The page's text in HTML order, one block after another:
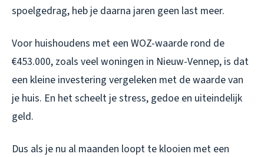
spoelgedrag, heb je daarna jaren geen last meer.
Voor huishoudens met een WOZ-waarde rond de
€453.000, zoals veel woningen in Nieuw-Vennep, is dat
een kleine investering vergeleken met de waarde van
je huis. En het scheelt je stress, gedoe en uiteindelijk
geld.
Dus als je nu al maanden loopt te klooien met een